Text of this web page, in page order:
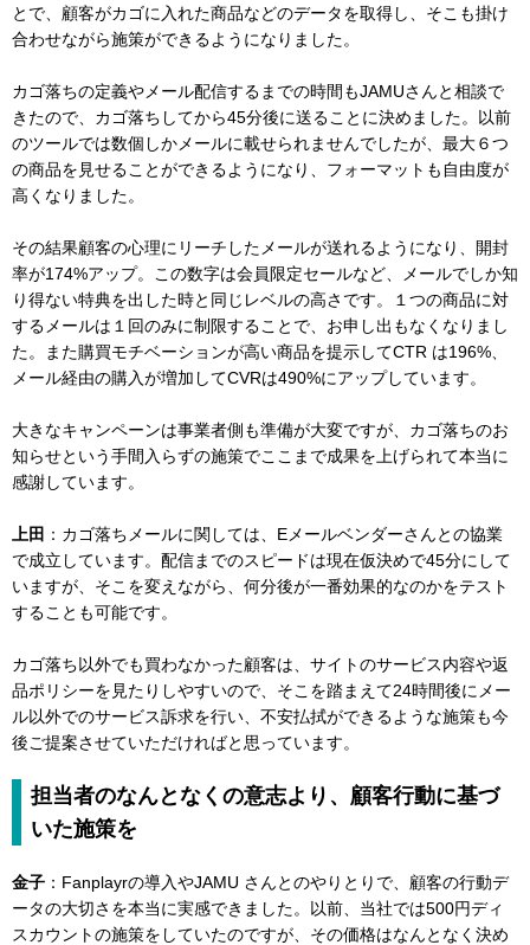
とで、顧客がカゴに入れた商品などのデータを取得し、そこも掛け
合わせながら施策ができるようになりました。
カゴ落ちの定義やメール配信するまでの時間もJAMUさんと相談で
きたので、カゴ落ちしてから45分後に送ることに決めました。以前
のツールでは数個しかメールに載せられませんでしたが、最大６つ
の商品を見せることができるようになり、フォーマットも自由度が
高くなりました。
その結果顧客の心理にリーチしたメールが送れるようになり、開封
率が174%アップ。この数字は会員限定セールなど、メールでしか知
り得ない特典を出した時と同じレベルの高さです。１つの商品に対
するメールは１回のみに制限することで、お申し出もなくなりまし
た。また購買モチベーションが高い商品を提示してCTR は196%、
メール経由の購入が増加してCVRは490%にアップしています。
大きなキャンペーンは事業者側も準備が大変ですが、カゴ落ちのお
知らせという手間入らずの施策でここまで成果を上げられて本当に
感謝しています。
上田 ：カゴ落ちメールに関しては、Eメールベンダーさんとの協業
で成立しています。配信までのスピードは現在仮決めで45分にして
いますが、そこを変えながら、何分後が一番効果的なのかをテスト
することも可能です。
カゴ落ち以外でも買わなかった顧客は、サイトのサービス内容や返
品ポリシーを見たりしやすいので、そこを踏まえて24時間後にメー
ル以外でのサービス訴求を行い、不安払拭ができるような施策も今
後ご提案させていただければと思っています。
担当者のなんとなくの意志より、顧客行動に基づ
いた施策を
金子 ：Fanplayrの導入やJAMU さんとのやりとりで、顧客の行動デ
ータの大切さを本当に実感できました。以前、当社では500円ディ
スカウントの施策をしていたのですが、その価格はなんとなく決め